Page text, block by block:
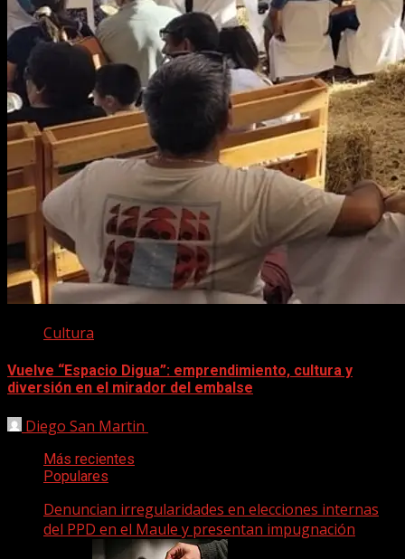
Cultura
Vuelve “Espacio Digua”: emprendimiento, cultura y
diversión en el mirador del embalse
Diego San Martin
Más recientes
Populares
Denuncian irregularidades en elecciones internas
del PPD en el Maule y presentan impugnación